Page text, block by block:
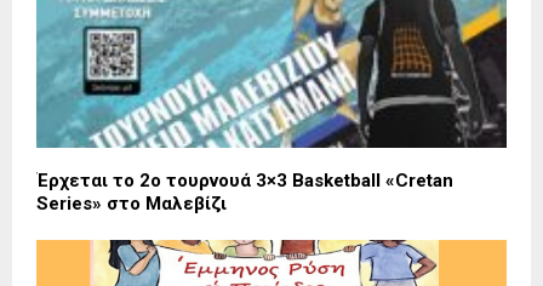
Έρχεται το 2ο τουρνουά 3×3 Basketball «Cretan
Series» στο Μαλεβίζι